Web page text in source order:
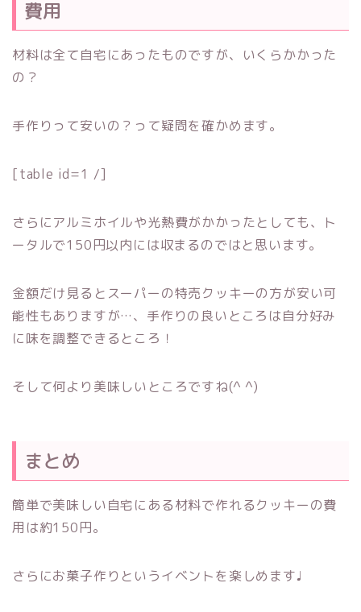
費用
材料は全て自宅にあったものですが、いくらかかった
の？
手作りって安いの？って疑問を確かめます。
[table id=1 /]
さらにアルミホイルや光熱費がかかったとしても、ト
ータルで150円以内には収まるのではと思います。
金額だけ見るとスーパーの特売クッキーの方が安い可
能性もありますが…、手作りの良いところは自分好み
に味を調整できるところ！
そして何より美味しいところですね(^ ^)
まとめ
簡単で美味しい自宅にある材料で作れるクッキーの費
用は約150円。
さらにお菓子作りというイベントを楽しめます♩